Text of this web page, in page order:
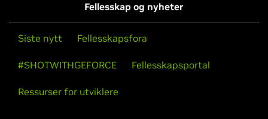
Fellesskap og nyheter
Siste nytt Fellesskapsfora
#SHOTWITHGEFORCE Fellesskapsportal
Ressurser for utviklere